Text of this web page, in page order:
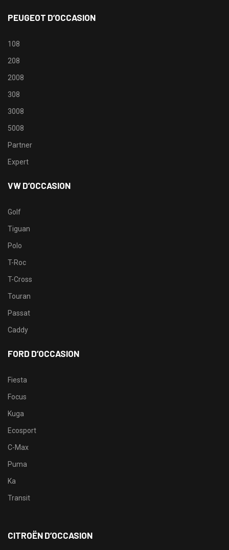
PEUGEOT D’OCCASION
108
208
2008
308
3008
5008
Partner
Expert
VW D’OCCASION
Golf
Tiguan
Polo
T-Roc
T-Cross
Touran
Passat
Caddy
FORD D’OCCASION
Fiesta
Focus
Kuga
Ecosport
C-Max
Puma
Ka
Transit
CITROËN D’OCCASION